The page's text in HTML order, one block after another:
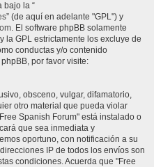
bajo la “
” (de aquí en adelante "GPL") y
. El software phpBB solamente
la GPL estrictamente los excluye de
conductas y/o contenido
por favor visite:
obsceno, vulgar, difamatorio,
otro material que pueda violar
Spanish Forum" está instalado o
que sea inmediata y
oportuno, con notificación a su
IP de todos los envíos son
condiciones. Acuerda que "Free